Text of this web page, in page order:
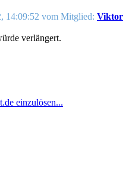
14:09:52 vom Mitglied: Viktor
verlängert.
einzulösen...